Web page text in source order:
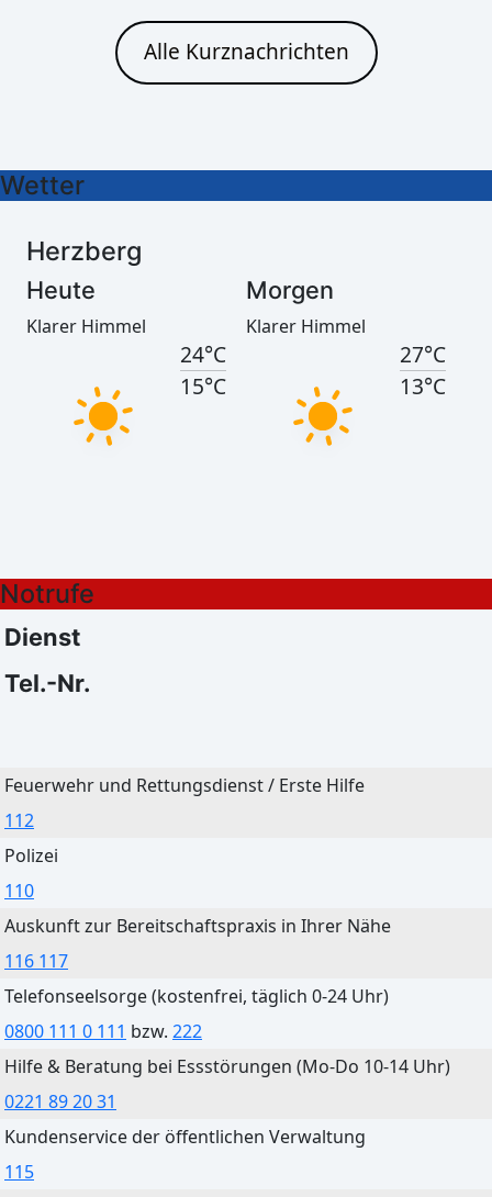
Alle Kurznachrichten
Wetter
Klarer Himmel
24°C
Morgen
Klarer Himmel
Herzberg
Heute
Klarer Himmel
24°C
15°C
Morgen
Klarer Himmel
27°C
13°C
Klarer Himmel
25°C
27°C
Bautzen
Heute
Klarer Himmel
16°C
Cottbus
Heute
Klarer Himmel
24°C
Morgen
Notrufe
Dienst
Tel.-Nr.
Feuerwehr und Rettungsdienst / Erste Hilfe
112
Polizei
110
Auskunft zur Bereitschaftspraxis in Ihrer Nähe
116 117
Telefonseelsorge (kostenfrei, täglich 0-24 Uhr)
0800 111 0 111 bzw. 222
Hilfe & Beratung bei Essstörungen (Mo-Do 10-14 Uhr)
0221 89 20 31
Kundenservice der öffentlichen Verwaltung
115